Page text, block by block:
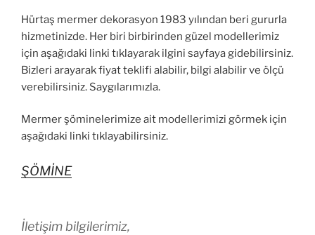
Hürtaş mermer dekorasyon 1983 yılından beri gururla
hizmetinizde. Her biri birbirinden güzel modellerimiz
için aşağıdaki linki tıklayarak ilgini sayfaya gidebilirsiniz.
Bizleri arayarak fiyat teklifi alabilir, bilgi alabilir ve ölçü
verebilirsiniz. Saygılarımızla.
Mermer şöminelerimize ait modellerimizi görmek için
aşağıdaki linki tıklayabilirsiniz.
ŞÖMİNE
İletişim bilgilerimiz,